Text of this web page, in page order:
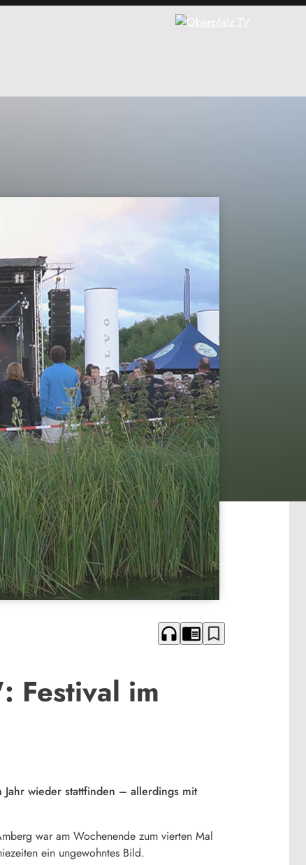
headphones chrome_reader_mode bookmark_border
Festival im
wieder stattfinden – allerdings mit
war am Wochenende zum vierten Mal
ein ungewohntes Bild.